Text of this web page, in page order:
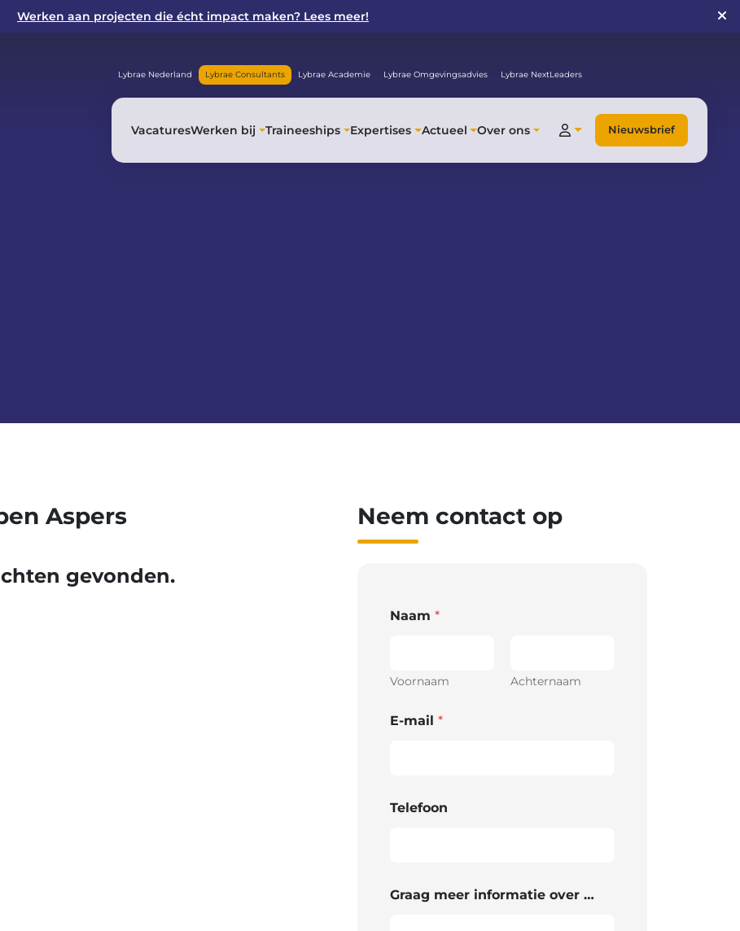
Werken aan projecten die écht impact maken? Lees meer!
Lybrae Nederland Lybrae Consultants Lybrae Academie Lybrae Omgevingsadvies Lybrae NextLeaders
VacaturesWerken bij Traineeships Expertises Actueel Over ons Nieuwsbrief
Aspers
gevonden.
Neem contact op
Naam *
Voornaam Achternaam
E-mail *
Telefoon
Graag meer informatie over …